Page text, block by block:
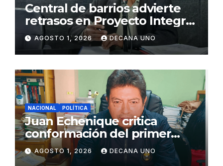
Central de barrios advierte
retrasos en Proyecto Integral
de Agua y Alcantarillado para
Juliaca
AGOSTO 1, 2026 DECANA UNO
NACIONAL POLÍTICA
Juan Echenique critica
conformación del primer
gabinete ministerial de Keiko
Fujimori
AGOSTO 1, 2026 DECANA UNO